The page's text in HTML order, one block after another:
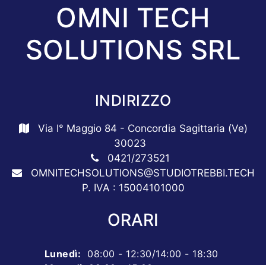
OMNI TECH
SOLUTIONS SRL
INDIRIZZO
Via I° Maggio 84 - Concordia Sagittaria (Ve)
30023
0421/273521
OMNITECHSOLUTIONS@STUDIOTREBBI.TECH
P. IVA : 15004101000
ORARI
Lunedì: 08:00 - 12:30/14:00 - 18:30